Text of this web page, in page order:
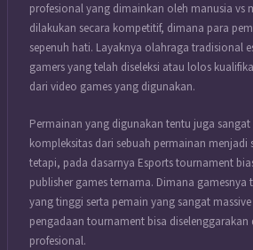
profesional yang dimainkan oleh manusia vs
dilakukan secara kompetitif, dimana para
sepenuh hati. Layaknya olahraga tradisional
gamers yang telah diseleksi atau lolos
dari video games yang digunakan.
Permainan yang digunakan tentu juga
kompleksitas dari sebuah permainan menjadi
tetapi, pada dasarnya Esports tournament
publisher games ternama. Dimana gamesnya
yang tinggi serta pemain yang sangat
pengadaan tournament bisa diselenggarakan
profesional.